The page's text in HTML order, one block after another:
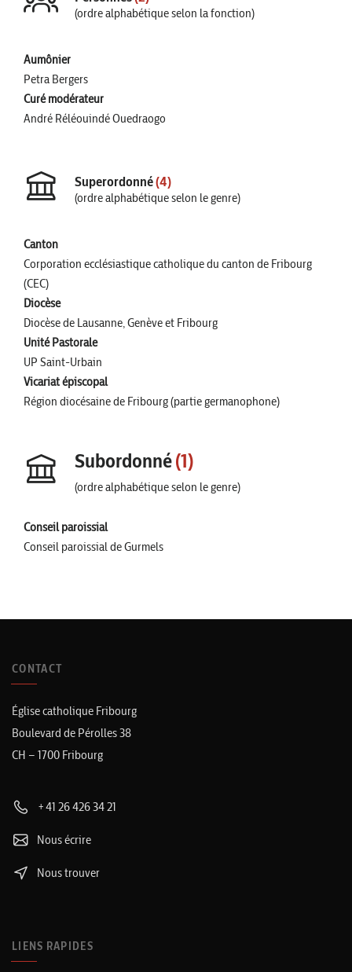
(ordre alphabétique selon la fonction)
Aumônier
Petra Bergers
Curé modérateur
André Réléouindé Ouedraogo
Superordonné(4)
(ordre alphabétique selon le genre)
Canton
Corporation ecclésiastique catholique du canton de Fribourg
(CEC)
Diocèse
Diocèse de Lausanne, Genève et Fribourg
Unité Pastorale
UP Saint-Urbain
Vicariat épiscopal
Région diocésaine de Fribourg (partie germanophone)
Subordonné(1)
(ordre alphabétique selon le genre)
Conseil paroissial
Conseil paroissial de Gurmels
CONTACT
Église catholique Fribourg
Boulevard de Pérolles 38
CH – 1700 Fribourg
+41 26 426 34 21
Nous écrire
Nous trouver
LIENS RAPIDES